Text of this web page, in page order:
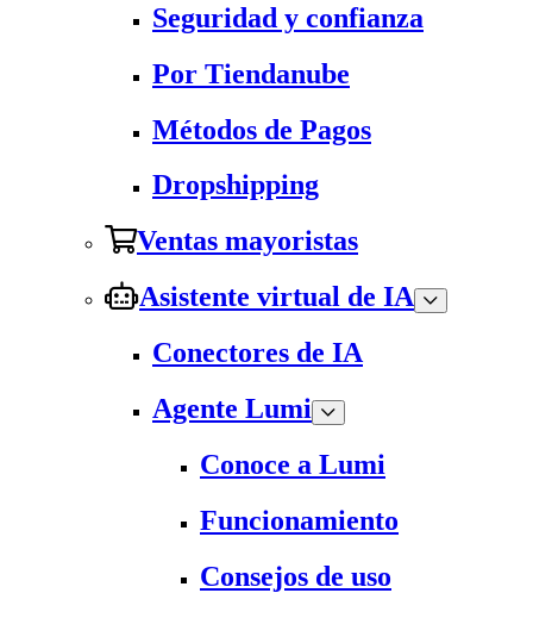
Seguridad y confianza
Por Tiendanube
Métodos de Pagos
Dropshipping
Ventas mayoristas
Asistente virtual de IA
Conectores de IA
Agente Lumi
Conoce a Lumi
Funcionamiento
Consejos de uso